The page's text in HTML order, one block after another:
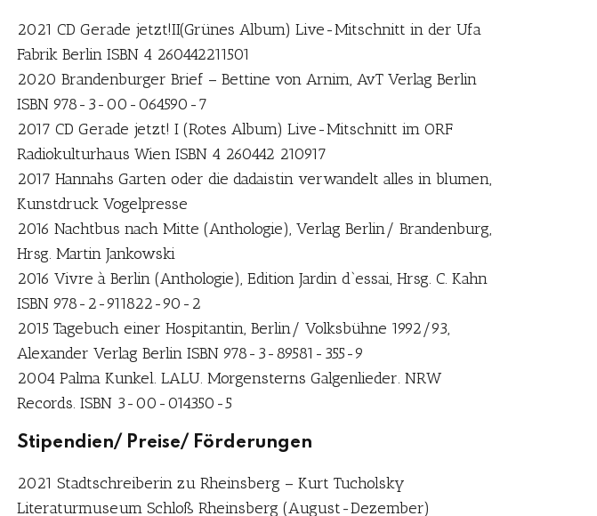
2021 CD Gerade jetzt!II(Grünes Album) Live-Mitschnitt in der Ufa
Fabrik Berlin ISBN 4 260442211501
2020 Brandenburger Brief – Bettine von Arnim, AvT Verlag Berlin
ISBN 978-3-00-064590-7
2017 CD Gerade jetzt! I (Rotes Album) Live-Mitschnitt im ORF
Radiokulturhaus Wien ISBN 4 260442 210917
2017 Hannahs Garten oder die dadaistin verwandelt alles in blumen,
Kunstdruck Vogelpresse
2016 Nachtbus nach Mitte (Anthologie), Verlag Berlin/ Brandenburg,
Hrsg. Martin Jankowski
2016 Vivre à Berlin (Anthologie), Edition Jardin d`essai, Hrsg. C. Kahn
ISBN 978-2-911822-90-2
2015 Tagebuch einer Hospitantin, Berlin/ Volksbühne 1992/93,
Alexander Verlag Berlin ISBN 978-3-89581-355-9
2004 Palma Kunkel. LALU. Morgensterns Galgenlieder. NRW
Records. ISBN 3-00-014350-5
Stipendien/ Preise/ Förderungen
2021 Stadtschreiberin zu Rheinsberg – Kurt Tucholsky
Literaturmuseum Schloß Rheinsberg (August-Dezember)